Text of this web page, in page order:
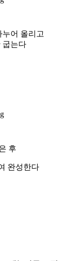
어 올리고
굽는다
후
완성한다